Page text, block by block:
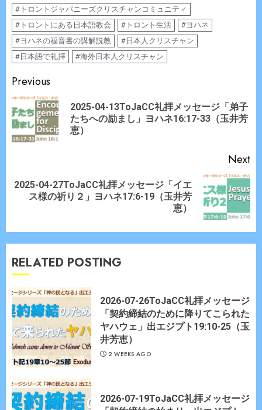
#トロントジャパニーズクリスチャンコミュニティ
#トロントにある日本語教会
#トロント生活
#ヨハネ
#ヨハネの福音書の講解説教
#日本人クリスチャン
#日本語で礼拝
#海外日本人クリスチャン
Continue
Reading
Previous
2025-04-13ToJaCC礼拝メッセージ「弟子
たちへの励まし」ヨハネ16:17-33（玉井芳
恵）
Next
Next
2025-04-27ToJaCC礼拝メッセージ「イエ
ス様の祈り２」ヨハネ17:6-19（玉井芳
恵）
RELATED POSTING
2026-07-26ToJaCC礼拝メッセージ
「契約締結のために降りてこられた
ヤハウェ」出エジプト19:10-25（玉
井芳恵）
2 WEEKS AGO
2026-07-19ToJaCC礼拝メッセージ